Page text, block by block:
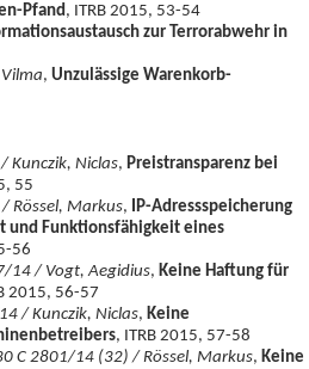
Pfand, ITRB 2015, 53-54
zur Terrorabwehr in
, Unzulässige Warenkorb-
Kunczik, Niclas, Preistransparenz bei
55
Rössel, Markus, IP-Adressspeicherung
und Funktionsfähigkeit eines
56
14 / Vogt, Aegidius, Keine Haftung für
2015, 56-57
/ Kunczik, Niclas, Keine
, ITRB 2015, 57-58
C 2801/14 (32) / Rössel, Markus, Keine